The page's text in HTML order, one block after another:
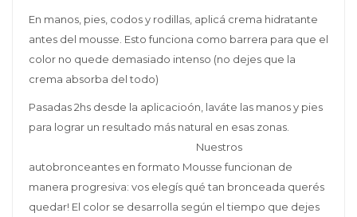
En manos, pies, codos y rodillas, aplicá crema hidratante
antes del mousse. Esto funciona como barrera para que el
color no quede demasiado intenso (no dejes que la
crema absorba del todo)
Pasadas 2hs desde la aplicacioón, laváte las manos y pies
para lograr un resultado más natural en esas zonas.
Nuestros
autobronceantes en formato Mousse funcionan de
manera progresiva: vos elegís qué tan bronceada querés
quedar! El color se desarrolla según el tiempo que dejes